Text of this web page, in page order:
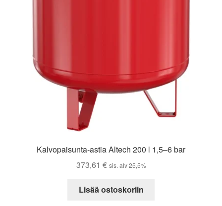
Kalvopaisunta-astia Altech 200 l 1,5–6 bar
373,61 € sis. alv 25,5%
Lisää ostoskoriin